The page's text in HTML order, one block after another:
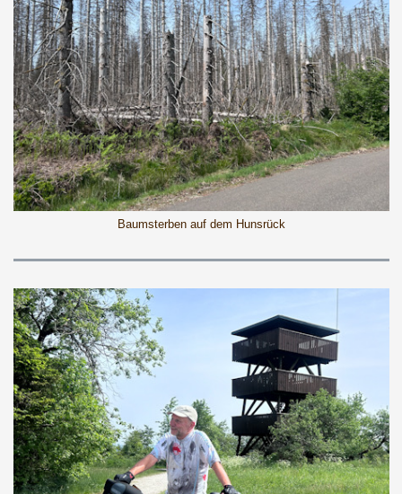
Baumsterben auf dem Hunsrück